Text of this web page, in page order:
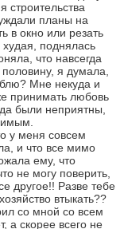
строительства
планы на
в окно или резать
поднялась
что навсегда
я думала,
Мне некуда и
принимать любовь
были неприятны,
у меня совсем
и что все мимо
ему, что
не могу поверить,
другое!! Разве тебе
втыкать??
со мной со всем
а скорее всего не